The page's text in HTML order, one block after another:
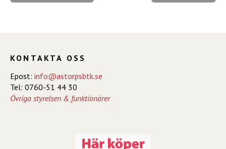
KONTAKTA OSS
Epost: info@astorpsbtk.se
Tel: 0760-51 44 30
Övriga styrelsen & funktionärer